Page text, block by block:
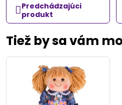
Predchádzajúci
produkt
Tiež by sa vám